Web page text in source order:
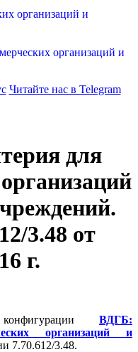
организаций и
организаций и
Читайте нас в Telegram
для
3.48 от
г.
ВДГБ:
организаций и
7.70.612/3.48.